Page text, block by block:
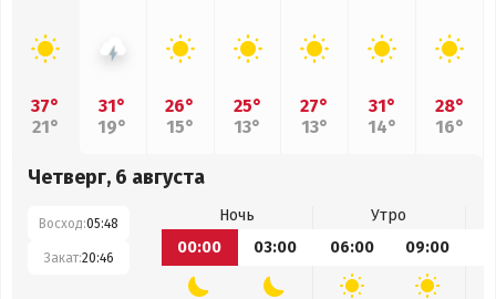
37°
21°
31°
19°
26°
15°
25°
13°
27°
13°
31°
14°
28°
16°
Четверг, 6 августа
Восход:05:48
Закат:20:46
Ночь
Утро
00:00
03:00 06:00 09:00